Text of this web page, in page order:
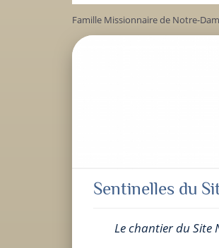
Famille Missionnaire de Notre-
Sentinelles du
Le chantier du Site